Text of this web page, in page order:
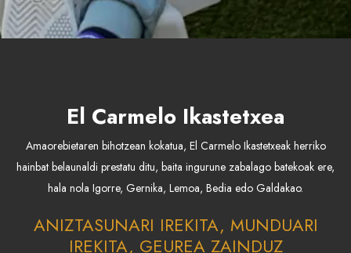
El Carmelo Ikastetxea
Amaorebietaren bihotzean kokatua, El Carmelo Ikastetxeak herriko
hainbat belaunaldi prestatu ditu, baita ingurune zabalago batekoak ere,
hala nola Igorre, Gernika, Lemoa, Bedia edo Galdakao.
ANIZTASUNARI IREKITA, MUNDUARI
IREKITA, GEUREA ZAINDUZ